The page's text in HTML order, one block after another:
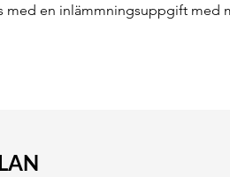
med en inlämmningsuppgift med